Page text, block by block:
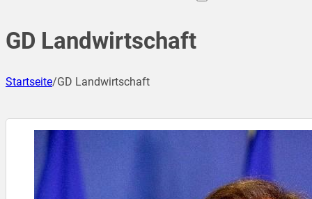
GD Landwirtschaft
Startseite/GD Landwirtschaft